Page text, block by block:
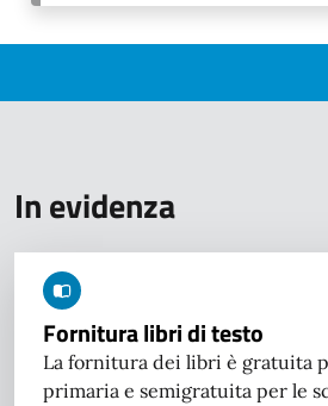
In evidenza
Fornitura libri di testo
La fornitura dei libri è gratuita
primaria e semigratuita per le